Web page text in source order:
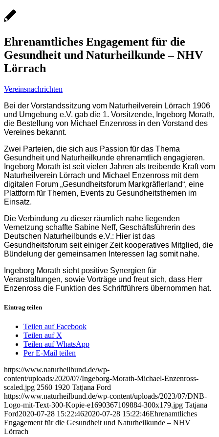
Ehrenamtliches Engagement für die
Gesundheit und Naturheilkunde – NHV
Lörrach
Vereinsnachrichten
Bei der Vorstandssitzung vom Naturheilverein Lörrach 1906
und Umgebung e.V. gab die 1. Vorsitzende, Ingeborg Morath,
die Bestellung von Michael Enzenross in den Vorstand des
Vereines bekannt.
Zwei Parteien, die sich aus Passion für das Thema
Gesundheit und Naturheilkunde ehrenamtlich engagieren.
Ingeborg Morath ist seit vielen Jahren als treibende Kraft vom
Naturheilverein Lörrach und Michael Enzenross mit dem
digitalen Forum „Gesundheitsforum Markgräflerland“, eine
Plattform für Themen, Events zu Gesundheitsthemen im
Einsatz.
Die Verbindung zu dieser räumlich nahe liegenden
Vernetzung schaffte Sabine Neff, Geschäftsführerin des
Deutschen Naturheilbunds e.V.: Hier ist das
Gesundheitsforum seit einiger Zeit kooperatives Mitglied, die
Bündelung der gemeinsamen Interessen lag somit nahe.
Ingeborg Morath sieht positive Synergien für
Veranstaltungen, sowie Vorträge und freut sich, dass Herr
Enzenross die Funktion des Schriftführers übernommen hat.
Eintrag teilen
Teilen auf Facebook
Teilen auf X
Teilen auf WhatsApp
Per E-Mail teilen
https://www.naturheilbund.de/wp-
content/uploads/2020/07/Ingeborg-Morath-Michael-Enzenross-
scaled.jpg 2560 1920 Tatjana Ford
https://www.naturheilbund.de/wp-content/uploads/2023/07/DNB-
Logo-mit-Text-300-Kopie-e1690367109884-300x179.jpg Tatjana
Ford2020-07-28 15:22:462020-07-28 15:22:46Ehrenamtliches
Engagement für die Gesundheit und Naturheilkunde – NHV
Lörrach